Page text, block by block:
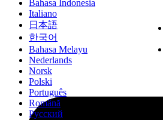
Bahasa Indonesia
Italiano
日本語
한국어
Bahasa Melayu
Nederlands
Norsk
Polski
Português
Română
Русский